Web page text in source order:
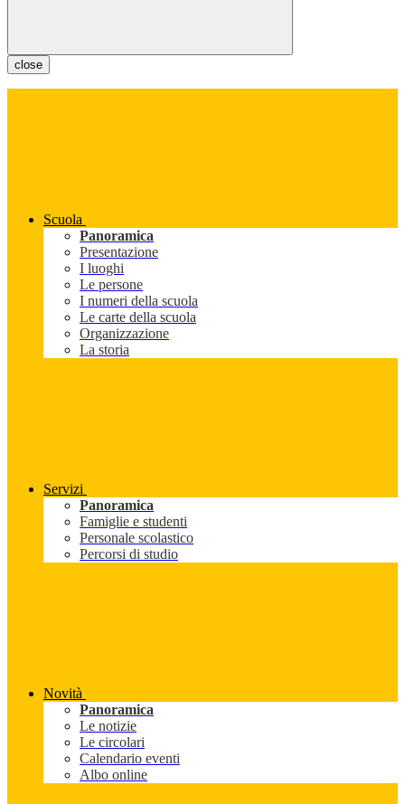
close
Scuola
Panoramica
Presentazione
I luoghi
Le persone
I numeri della scuola
Le carte della scuola
Organizzazione
La storia
Servizi
Panoramica
Famiglie e studenti
Personale scolastico
Percorsi di studio
Novità
Panoramica
Le notizie
Le circolari
Calendario eventi
Albo online